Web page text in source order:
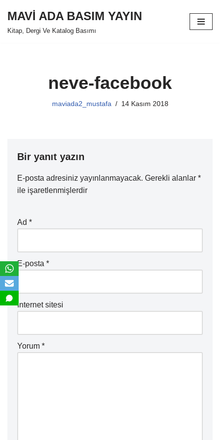
İçeriğe
MAVİ ADA BASIM YAYIN
Kitap, Dergi Ve Katalog Basımı
neve-facebook
maviada2_mustafa 14 Kasım 2018
Bir yanıt yazın
E-posta adresiniz yayınlanmayacak. Gerekli alanlar *
ile işaretlenmişlerdir
Ad *
E-posta *
İnternet sitesi
Yorum *